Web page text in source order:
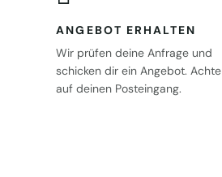
ANGEBOT ERHALTEN
Wir prüfen deine Anfrage und
schicken dir ein Angebot. Achte
auf deinen Posteingang.